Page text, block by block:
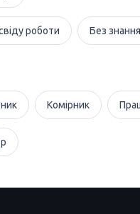
роботи Без
Комірник